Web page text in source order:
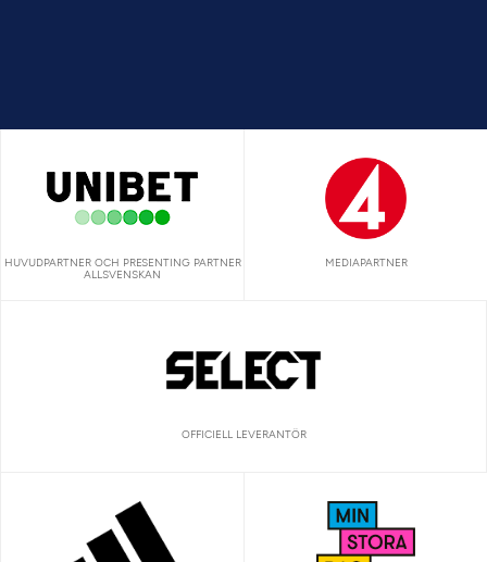
HUVUDPARTNER OCH PRESENTING PARTNER
ALLSVENSKAN
MEDIAPARTNER
OFFICIELL LEVERANTÖR